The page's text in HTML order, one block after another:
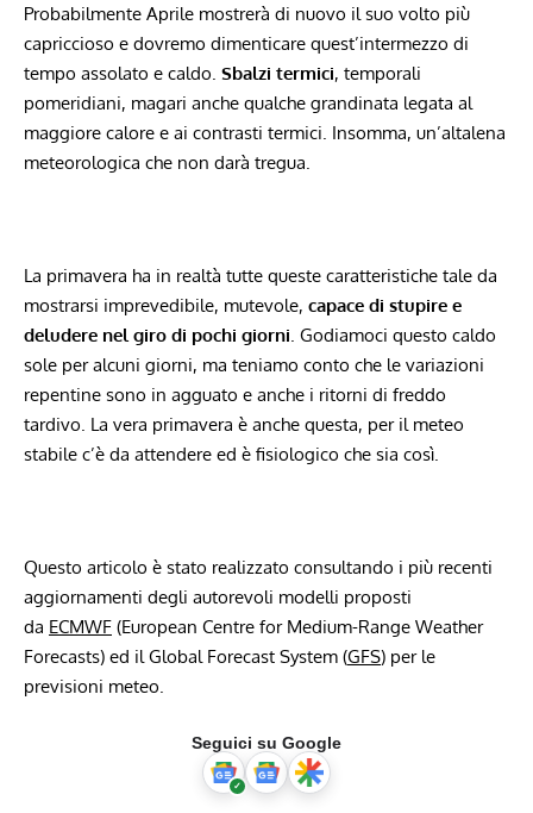
Probabilmente Aprile mostrerà di nuovo il suo volto più
capriccioso e dovremo dimenticare quest’intermezzo di
tempo assolato e caldo. Sbalzi termici, temporali
pomeridiani, magari anche qualche grandinata legata al
maggiore calore e ai contrasti termici. Insomma, un’altalena
meteorologica che non darà tregua.
La primavera ha in realtà tutte queste caratteristiche tale da
mostrarsi imprevedibile, mutevole, capace di stupire e
deludere nel giro di pochi giorni. Godiamoci questo caldo
sole per alcuni giorni, ma teniamo conto che le variazioni
repentine sono in agguato e anche i ritorni di freddo
tardivo. La vera primavera è anche questa, per il meteo
stabile c’è da attendere ed è fisiologico che sia così.
Questo articolo è stato realizzato consultando i più recenti
aggiornamenti degli autorevoli modelli proposti
da ECMWF (European Centre for Medium-Range Weather
Forecasts) ed il Global Forecast System (GFS) per le
previsioni meteo.
Seguici su Google